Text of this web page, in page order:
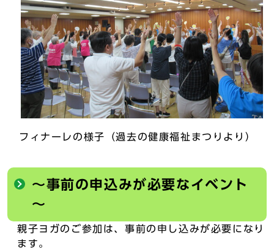
フィナーレの様子（過去の健康福祉まつりより）
～事前の申込みが必要なイベント
～
親子ヨガのご参加は、事前の申し込みが必要になり
ます。